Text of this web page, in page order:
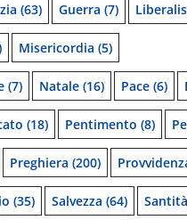
(63) Guerra (7)
Misericordia (5)
(7) Natale (16) Pace (6)
(18) Pentimento (8)
Preghiera (200)
(35) Salvezza (64) Santità